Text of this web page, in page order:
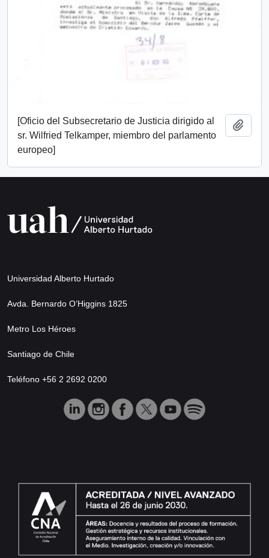
[Oficio del Subsecretario de Justicia dirigido al
sr. Wilfried Telkamper, miembro del parlamento
europeo]
Universidad Alberto Hurtado
Avda. Bernardo O’Higgins 1825
Metro Los Héroes
Santiago de Chile
Teléfono +56 2 2692 0200